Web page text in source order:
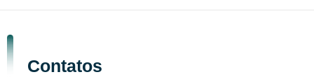
Contatos